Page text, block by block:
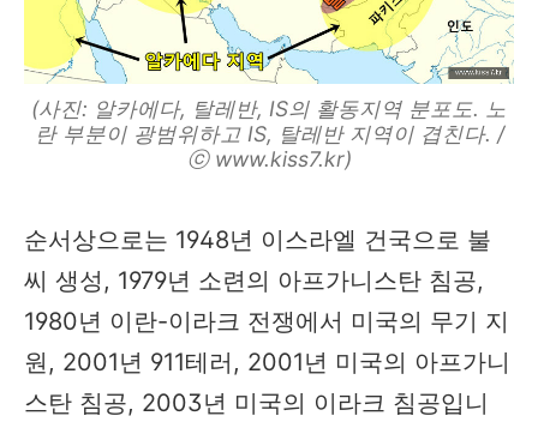
(사진: 알카에다, 탈레반, IS의 활동지역 분포도. 노
란 부분이 광범위하고 IS, 탈레반 지역이 겹친다. /
ⓒ www.kiss7.kr)
순서상으로는 1948년 이스라엘 건국으로 불
씨 생성, 1979년 소련의 아프가니스탄 침공,
1980년 이란-이라크 전쟁에서 미국의 무기 지
원, 2001년 911테러, 2001년 미국의 아프가니
스탄 침공, 2003년 미국의 이라크 침공입니